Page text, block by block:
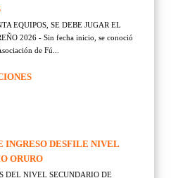
EQUIPOS, SE DEBE JUGAR EL
2026 - Sin fecha inicio, se conoció
de Fú...
INGRESO DESFILE NIVEL
ORURO
DEL NIVEL SECUNDARIO DE